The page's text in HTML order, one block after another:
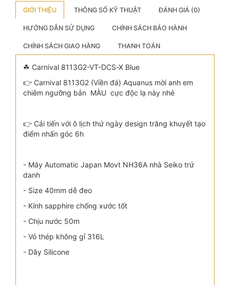
GIỚI THIỆU THÔNG SỐ KỸ THUẬT ĐÁNH GIÁ (0)
HƯỚNG DẪN SỬ DỤNG CHÍNH SÁCH BẢO HÀNH
CHÍNH SÁCH GIAO HÀNG THANH TOÁN
☘ Carnival 8113G2-VT-DCS-X Blue
👉 Carnival 8113G2 (Viền đá) Aquanus mời anh em
chiêm ngưỡng bản MÀU cực độc lạ này nhé
👉 Cải tiến với ô lịch thứ ngày design trăng khuyết tạo
điểm nhấn góc 6h
- Máy Automatic Japan Movt NH36A nhà Seiko trứ
danh
- Size 40mm dễ đeo
- Kính sapphire chống xước tốt
- Chịu nước 50m
- Vỏ thép không gỉ 316L
- Dây Silicone